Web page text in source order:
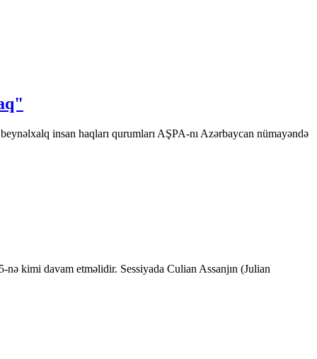
insan haqları qurumları AŞPA-nı Azərbaycan nümayəndə
nə kimi davam etməlidir. Sessiyada Culian Assanjın (Julian